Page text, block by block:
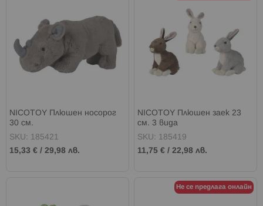
NICOTOY Плюшен носорог
30 см.
SKU: 185421
15,33 € / 29,98 лв.
NICOTOY Плюшен заек 23
см. 3 вида
SKU: 185419
11,75 € /22,98 лв.
Не се предлага онлайн